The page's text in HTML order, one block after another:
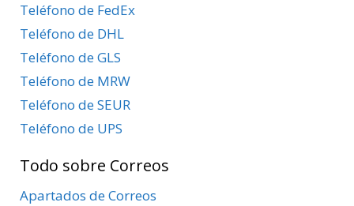
Teléfono de FedEx
Teléfono de DHL
Teléfono de GLS
Teléfono de MRW
Teléfono de SEUR
Teléfono de UPS
Todo sobre Correos
Apartados de Correos